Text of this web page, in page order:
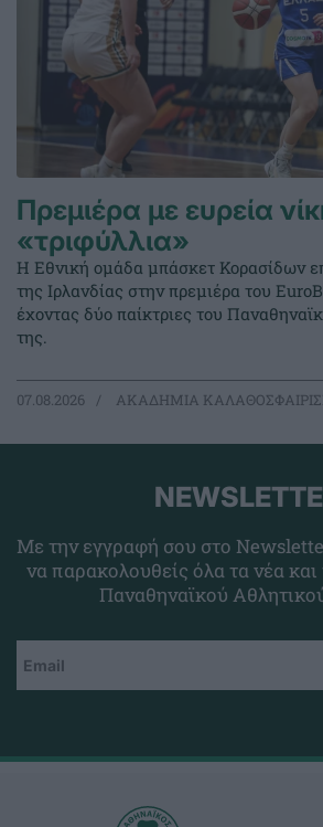
Πρεμιέρα με ευρεία
«τριφύλλια»
Η Εθνική ομάδα μπάσκετ Κορασίδων
της Ιρλανδίας στην πρεμιέρα του
έχοντας δύο παίκτριες του
της.
07.08.2026 ΑΚΑΔΗΜΙΑ
Με την εγγραφή σου στο
να παρακολουθείς όλα τα νέα και
Παναθηναϊκού